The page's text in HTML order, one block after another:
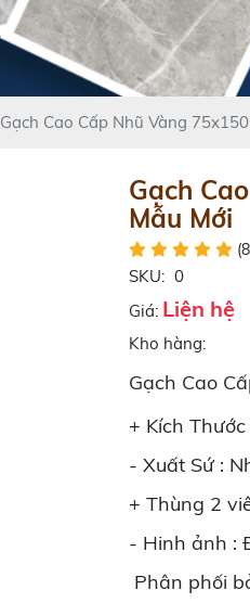
Gạch Cao Cấp Nhũ Vàng
Gạch
Mẫu Mới
SKU: 0
Giá: Liện hệ
Kho hàng:
Gạch Cao
+ Kích
- Xuất Sứ :
+ Thùng 2
- Hinh ảnh :
Phân phối